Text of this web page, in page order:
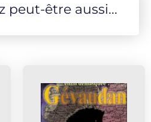
peut-être aussi...